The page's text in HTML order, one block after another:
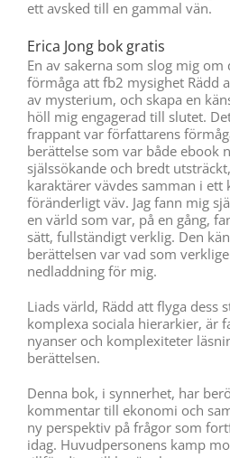
ett avsked till en gammal vän.
Erica Jong bok gratis
En av sakerna som slog mig
förmåga att fb2 mysighet Rädd
av mysterium, och skapa en
höll mig engagerad till slutet.
frappant var författarens
berättelse som var både ebook
själssökande och bredt
karaktärer vävdes samman i
föränderligt väv. Jag fann mig
en värld som var, på en gång,
sätt, fullständigt verklig. Den
berättelsen var vad som
nedladdning för mig.
Liads värld, Rädd att flyga dess
komplexa sociala hierarkier, är
nyanser och komplexiteter
berättelsen.
Denna bok, i synnerhet, har
kommentar till ekonomi och
ny perspektiv på frågor som
idag. Huvudpersonens kamp